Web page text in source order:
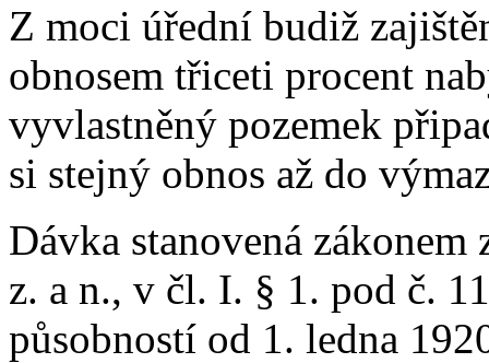
Z moci úřední budiž
obnosem třiceti procent
vyvlastněný pozemek
si stejný obnos až do
Dávka stanovená
z. a n., v čl. I. § 1. pod č.
působností od 1. ledna